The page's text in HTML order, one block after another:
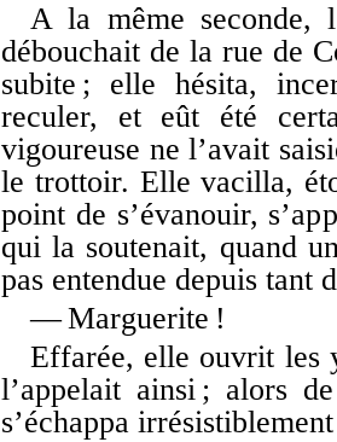
A la même seconde,
débouchait de la rue de
subite ; elle hésita,
reculer, et eût été
vigoureuse ne l’avait
le trottoir. Elle vacilla,
point de s’évanouir,
qui la soutenait, quand
pas entendue depuis tant
— Marguerite !
Effarée, elle ouvrit les
l’appelait ainsi ; alors
s’échappa